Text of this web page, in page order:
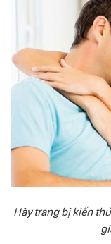
Hãy trang bị kiến